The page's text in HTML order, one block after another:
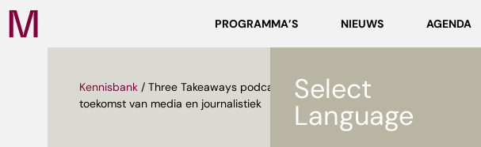
Media
Campus
PROGRAMMA’S NIEUWS AGENDA
Select
Language
Kennisbank / Three Takeaways podcast – Perugia Special: zes inzichten voor de
toekomst van media en journalistiek